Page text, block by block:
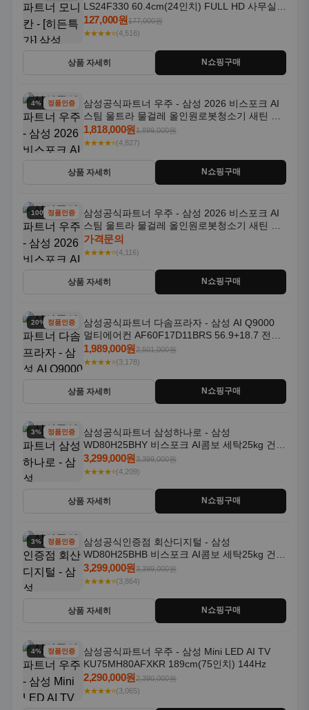
LS24F330 60.4cm(24인치) FULL HD 사무실/
컴퓨터 모니터
127,000원177,000원
★★★★⭐(4,516)
상품 자세히 N쇼핑구매
4% 할인정품인증
삼성공식파트너 우주 - 삼성 2026 비스포크 AI
스팀 울트라 물걸레 올인원로봇청소기 새틴 그
레이지 AAG
1,818,000원1,899,000원
★★★★⭐(4,827)
상품 자세히 N쇼핑구매
100% 할인
정품인증
삼성공식파트너 우주 - 삼성 2026 비스포크 AI
스팀 울트라 물걸레 올인원로봇청소기 새틴 차
콜 AAH
가격문의
★★★★⭐(4,116)
상품 자세히 N쇼핑구매
20% 할인정품인증
삼성공식파트너 다솜프라자 - 삼성 AI Q9000
멀티에어컨 AF60F17D11BRS 56.9+18.7 전국
기본설치포함
1,989,000원2,501,000원
★★★★⭐(3,178)
상품 자세히 N쇼핑구매
3% 할인정품인증
삼성공식파트너 삼성하나로 - 삼성
WD80H25BHY 비스포크 AI콤보 세탁25kg 건조
18kg 26년형 일체형 1등급
3,299,000원3,399,000원
★★★★⭐(4,209)
상품 자세히 N쇼핑구매
3% 할인정품인증
삼성공식인증점 회산디지털 - 삼성
WD80H25BHB 비스포크 AI콤보 세탁25kg 건조
18kg 26년형 일체형 1등급
3,299,000원3,399,000원
★★★★⭐(3,864)
상품 자세히 N쇼핑구매
4% 할인정품인증
삼성공식파트너 우주 - 삼성 Mini LED AI TV
KU75MH80AFXKR 189cm(75인치) 144Hz
2,290,000원2,390,000원
★★★★⭐(3,065)